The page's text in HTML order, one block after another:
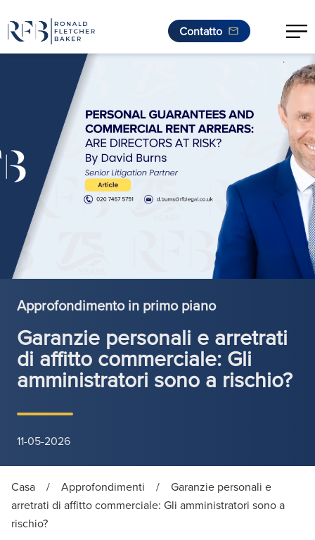
Contatto
.
Approfondimento in primo piano
Garanzie personali e arretrati
di affitto commerciale: Gli
amministratori sono a rischio?
11-05-2026
Casa / Approfondimenti /
Garanzie personali e
arretrati di affitto commerciale: Gli amministratori sono a
rischio?